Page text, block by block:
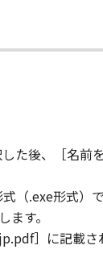
た後、［名
（.exe形式）で
す。
］に記載さ